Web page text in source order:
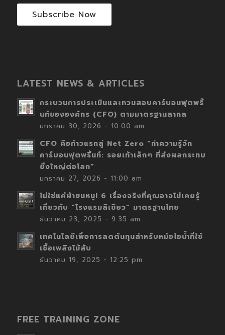
Subscribe Now
LATEST NEWS & ARTICLES
กระบวนการประเมินและทวนสอบคาร์บอนฟุตพริ้
นท์ขององค์กร (CFO) ตามมาตรฐานสากล
มกราคม 30, 2026 - 10:00 am
CFO คือก้าวแรกสู่ Net Zero “ทำความรู้จัก
คาร์บอนฟุตพริ้นท์: รอยเท้าเล็กๆ ที่ส่งผลกระทบ
ยิ่งใหญ่ต่อโลก”
มกราคม 27, 2026 - 11:00 am
ไม่ใช่แค่ผ้าขนหนู! 6 เรื่องจริงที่คุณอาจไม่เคยรู้
เกี่ยวกับ “โรงแรมสีเขียว” มาตรฐานไทย
ธันวาคม 23, 2025 - 9:35 am
เทคโนโลยีเพื่อการลดต้นทุนสำหรับหม้อไอน้ำที่ใช้
เชื้อเพลิงไม้สับ
ธันวาคม 19, 2025 - 12:25 pm
FREE TRAINING ZONE